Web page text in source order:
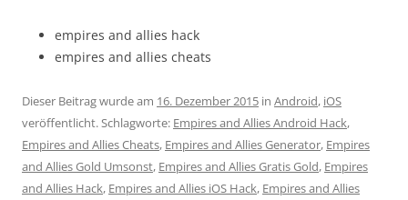
empires and allies hack
empires and allies cheats
Dieser Beitrag wurde am 16. Dezember 2015 in Android, iOS
veröffentlicht. Schlagworte: Empires and Allies Android Hack,
Empires and Allies Cheats, Empires and Allies Generator, Empires
and Allies Gold Umsonst, Empires and Allies Gratis Gold, Empires
and Allies Hack, Empires and Allies iOS Hack, Empires and Allies